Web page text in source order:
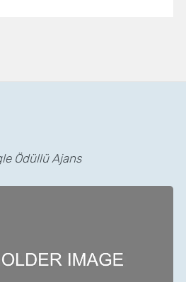
Ödüllü Ajans